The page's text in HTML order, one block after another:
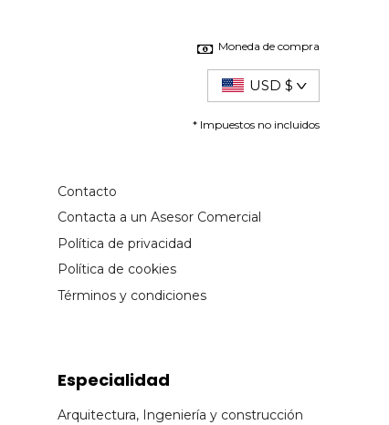
Moneda de compra
USD $
* Impuestos no incluidos
Contacto
Contacta a un Asesor Comercial
Política de privacidad
Política de cookies
Términos y condiciones
Especialidad
Arquitectura, Ingeniería y construcción